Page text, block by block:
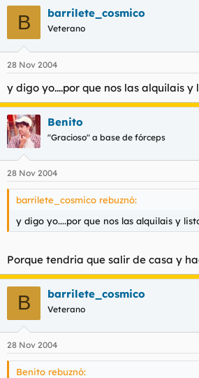
B barrilete_cosmico
Veterano
28 Nov 2004
y digo yo....por que nos las alquilais y
Benito
"Gracioso" a base de fórceps
28 Nov 2004
barrilete_cosmico rebuznó:
y digo yo....por que nos las alquilais y
Porque tendria que salir de casa y
B barrilete_cosmico
Veterano
28 Nov 2004
Benito rebuznó: